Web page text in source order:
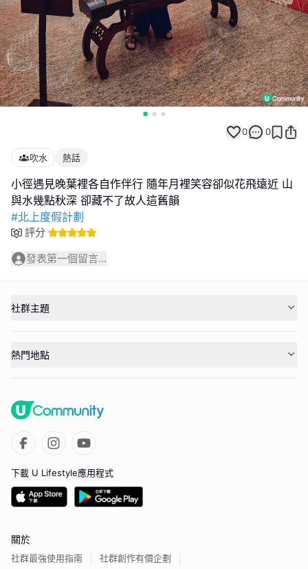
0 0
吹水 熱話
小徑遇見晚葉裡各自作伴行 隨年月裡笑容卻似花飛遠近 山
#北上度假計劃
評分
發表第一個留言...
社群主題
熱門地點
下載 U Lifestyle應用程式
關於
社群最強使用指南 社群創作有價企劃